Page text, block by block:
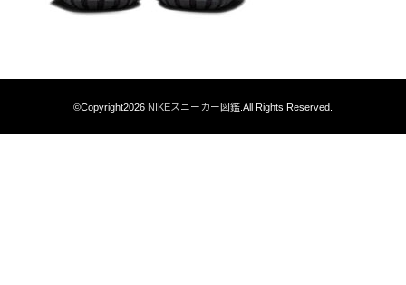
©Copyright2026 NIKEスニーカー図鑑.All Rights Reserved.